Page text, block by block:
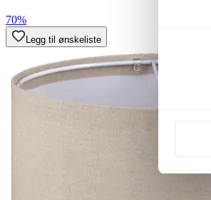
70%
Legg til ønskeliste